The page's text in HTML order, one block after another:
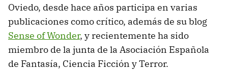
Oviedo, desde hace años participa en varias
publicaciones como crítico, además de su blog
Sense of Wonder, y recientemente ha sido
miembro de la junta de la Asociación Española
de Fantasía, Ciencia Ficción y Terror.